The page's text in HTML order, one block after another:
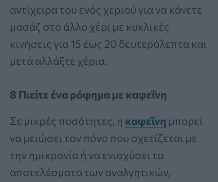
αντίχειρα του ενός χεριού για να κάνετε
μασάζ στο άλλο χέρι με κυκλικές
κινήσεις για 15 έως 20 δευτερόλεπτα και
μετά αλλάξτε χέρια.
8 Πιείτε ένα ρόφημα με καφεΐνη
Σε μικρές ποσότητες, η καφεΐνη μπορεί
να μειώσει τον πόνο που σχετίζεται με
την ημικρανία ή να ενισχύσει τα
αποτελέσματα των αναλγητικών,